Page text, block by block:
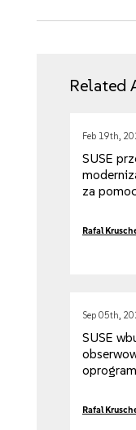
Related
Feb 19th,
SUSE
za
na brzegu
Rafal
Sep 05th,
SUSE
Rafal